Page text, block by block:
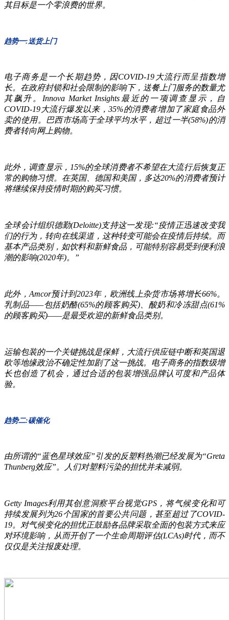
其目标是一个零浪费的世界。
趋势一:送货上门
电子商务是一个长期趋势，因COVID-19大流行而呈指数增
长。在政府封锁和社会限制的影响下，送餐上门服务的数量尤
其飙升。Innova Market Insights最近的一项调查显示，自
COVID-19大流行爆发以来，35%的消费者增加了家庭食品外
卖的使用。巴西市场高于全球平均水平，超过一半(58%)的消
费者转向网上购物。
此外，调查显示，15%的全球消费者不希望在大流行后恢复正
常的购物习惯。在英国、德国和美国，多达20%的消费者预计
将继续保持疫情时期的购买习惯。
全球会计组织德勤(Deloitte)支持这一发现:“疫情正迅速改变我
们的行为，转向在线渠道，这种转变可能会在疫情后持续。而
基本产品类别，如饮料和新鲜食品，可能特别容易受到便利浪
潮的影响(2020年)。”
此外，Amcor预计到2023年，欧洲线上杂货市场将增长66%。
乳制品——包括奶酪(65%的顾客购买)、酸奶和冷冻甜点(61%
的顾客购买)——是最受欢迎的新鲜食品类别。
运输包装的一个关键挑战是保鲜，大流行供应链中断和英国退
欧等地缘政治不确定性加剧了这一挑战。电子商务的指数级增
长也创造了机会，通过合适的包装增强品牌认可度和产品体
验。
趋势二:碳催化
由所谓的“蓝色星球效应”引发的反塑料热潮已经发展为“Greta
Thunberg效应”。人们对塑料污染的担忧并未减弱。
Getty Images利用其创意洞察平台视觉GPS，将气候变化和可
持续发展列为26个国家的首要公共问题，甚至超过了COVID-
19。对气候变化的担忧正鼓励各品牌采取全面的包装方式来应
对环境影响，从而开创了一个生命周期评估(LCAs)时代，而不
仅仅是关注报废处理。